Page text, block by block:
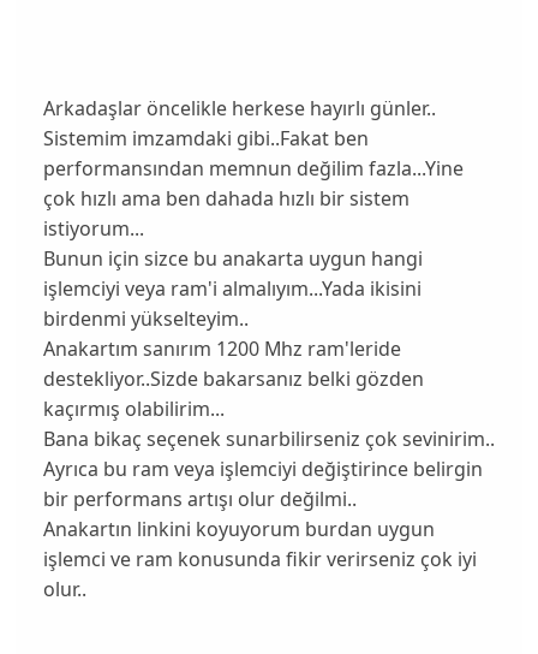
Arkadaşlar öncelikle herkese hayırlı günler..
Sistemim imzamdaki gibi..Fakat ben
performansından memnun değilim fazla...Yine
çok hızlı ama ben dahada hızlı bir sistem
istiyorum...
Bunun için sizce bu anakarta uygun hangi
işlemciyi veya ram'i almalıyım...Yada ikisini
birdenmi yükselteyim..
Anakartım sanırım 1200 Mhz ram'leride
destekliyor..Sizde bakarsanız belki gözden
kaçırmış olabilirim...
Bana bikaç seçenek sunarbilirseniz çok sevinirim..
Ayrıca bu ram veya işlemciyi değiştirince belirgin
bir performans artışı olur değilmi..
Anakartın linkini koyuyorum burdan uygun
işlemci ve ram konusunda fikir verirseniz çok iyi
olur..